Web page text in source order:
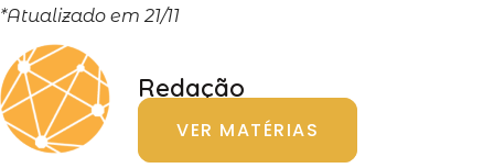
*Atualizado em 21/11
Redação
VER MATÉRIAS